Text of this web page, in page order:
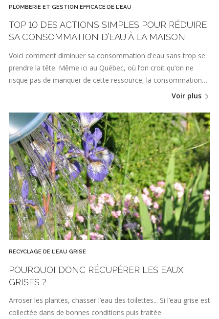
PLOMBERIE ET GESTION EFFICACE DE L'EAU
TOP 10 DES ACTIONS SIMPLES POUR RÉDUIRE
SA CONSOMMATION D’EAU À LA MAISON
Voici comment diminuer sa consommation d'eau sans trop se
prendre la tête. Même ici au Québec, où l’on croit qu’on ne
risque pas de manquer de cette ressource, la consommation…
Voir plus
RECYCLAGE DE L'EAU GRISE
POURQUOI DONC RÉCUPÉRER LES EAUX
GRISES ?
Arroser les plantes, chasser l’eau des toilettes... Si l’eau grise est
collectée dans de bonnes conditions puis traitée